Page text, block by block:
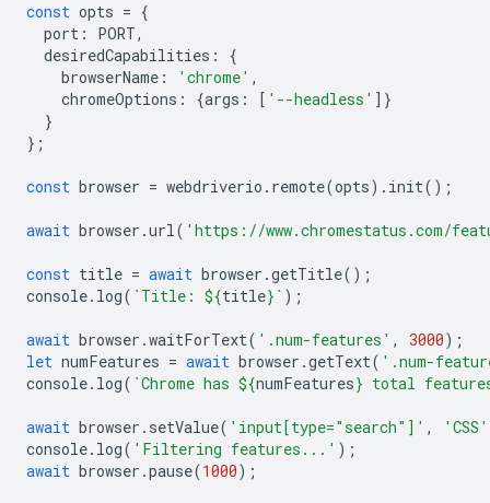
const opts = {
port : PORT,
desiredCapabilities :
{
browserName : 'chrome' ,
chromeOptions : {args : [ '--headless' ]}
}
};
const browser = webdriverio . remote(opts). init();
await browser .url( 'https://www.chromestatus.com/
const title = await browser .getTitle();
console. log( `Title: ${title} ` );
await browser .waitForText( '.num-features' , 3000);
let numFeatures = await browser .getText( '.num-
console. log( `Chrome has ${numFeatures} total
await browser . setValue( 'input[type="search"]' , 'CSS'
console. log( 'Filtering features...' );
await browser .pause(1000);